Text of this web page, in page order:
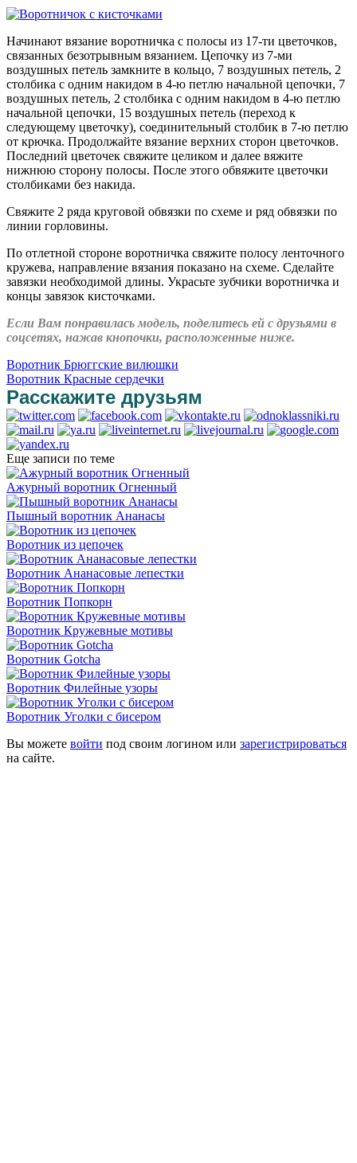
Начинают вязание воротничка с полосы из 17-ти цветочков,
связанных безотрывным вязанием. Цепочку из 7-ми
воздушных петель замкните в кольцо, 7 воздушных петель, 2
столбика с одним накидом в 4-ю петлю начальной цепочки, 7
воздушных петель, 2 столбика с одним накидом в 4-ю петлю
начальной цепочки, 15 воздушных петель (переход к
следующему цветочку), соединительный столбик в 7-ю петлю
от крючка. Продолжайте вязание верхних сторон цветочков.
Последний цветочек свяжите целиком и далее вяжите
нижнюю сторону полосы. После этого обвяжите цветочки
столбиками без накида.
Свяжите 2 ряда круговой обвязки по схеме и ряд обвязки по
линии горловины.
По отлетной стороне воротничка свяжите полосу ленточного
кружева, направление вязания показано на схеме. Сделайте
завязки необходимой длины. Украсьте зубчики воротничка и
концы завязок кисточками.
Если Вам понравилась модель, поделитесь ей с друзьями в
соцсетях, нажав кнопочки, расположенные ниже.
Воротник Брюггские вилюшки
Воротник Красные сердечки
Расскажите друзьям
Еще записи по теме
Ажурный воротник Огненный
Пышный воротник Ананасы
Воротник из цепочек
Воротник Ананасовые лепестки
Воротник Попкорн
Воротник Кружевные мотивы
Воротник Gotcha
Воротник Филейные узоры
Воротник Уголки с бисером
Вы можете войти под своим логином или зарегистрироваться
на сайте.